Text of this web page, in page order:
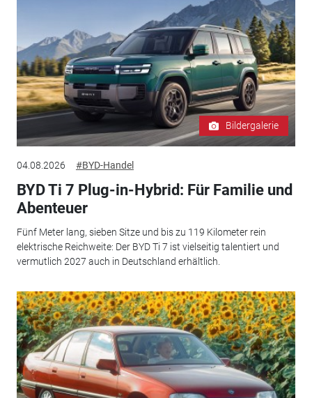
Bildergalerie
04.08.2026 #BYD-Handel
BYD Ti 7 Plug-in-Hybrid: Für Familie und
Abenteuer
Fünf Meter lang, sieben Sitze und bis zu 119 Kilometer rein
elektrische Reichweite: Der BYD Ti 7 ist vielseitig talentiert und
vermutlich 2027 auch in Deutschland erhältlich.